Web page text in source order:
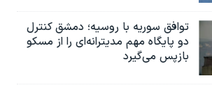
توافق سوریه با روسیه؛ دمشق کنترل
دو پایگاه مهم مدیترانه‌ای را از مسکو
بازپس می‌گیرد